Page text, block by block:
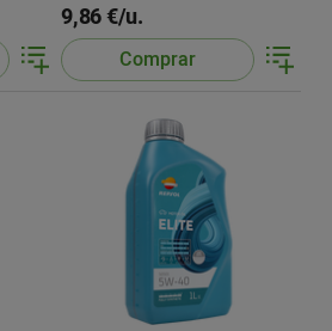
9,86 €/u.
Comprar